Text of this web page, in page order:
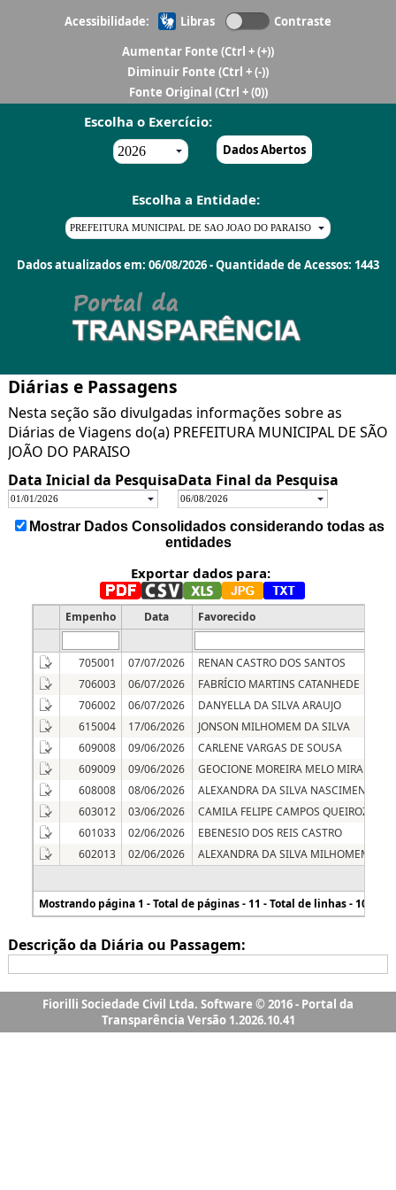
Acessibilidade: Libras
Contraste
Aumentar Fonte (Ctrl + (+))
Diminuir Fonte (Ctrl + (-))
Fonte Original (Ctrl + (0))
Escolha o Exercício:
Dados Abertos
Escolha a Entidade:
Dados atualizados em: 06/08/2026 - Quantidade de Acessos: 1443
Fiorilli Sociedade Civil Ltda. Software © 2016 - Portal da
Transparência Versão 1.2026.10.41